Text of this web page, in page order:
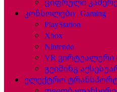
კონსოლები | Gaming
PlayStation
Xbox
Nintendo
VR
გეიმინგ
ელექტრო